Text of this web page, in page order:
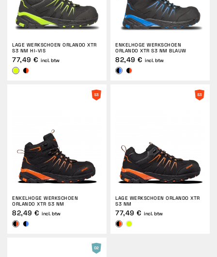
LAGE WERKSCHOEN ORLANDO XTR
S3 NM HI-VIS
77,49 € incl. btw
ENKELHOGE WERKSCHOEN
ORLANDO XTR S3 NM BLAUW
82,49 € incl. btw
ENKELHOGE WERKSCHOEN
ORLANDO XTR S3 NM
82,49 € incl. btw
LAGE WERKSCHOEN ORLANDO XTR
S3 NM
77,49 € incl. btw